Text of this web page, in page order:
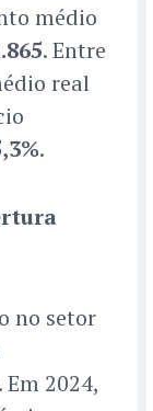
médio
. Entre
real
.
no setor
2024,